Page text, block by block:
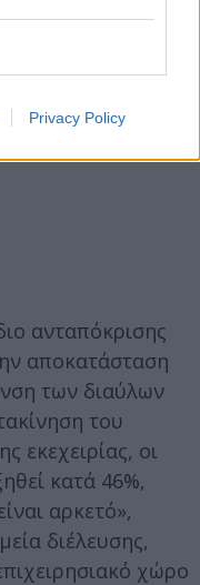
Privacy Policy
ανταπόκρισης
αποκατάσταση
των διαύλων
του
εκεχειρίας, οι
κατά 46%,
αρκετό»,
διέλευσης,
χώρο